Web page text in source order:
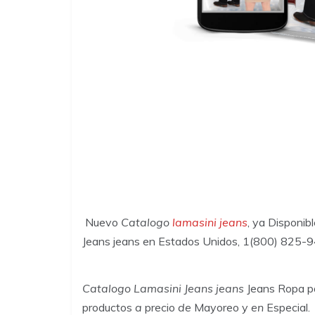
Nuevo Catalogo lamasini jeans , ya
Jeans jeans en Estados Unidos, 1(800) 825-
Catalogo Lamasini Jeans jeans Jeans Ropa
productos a precio de Mayoreo y en Especial.